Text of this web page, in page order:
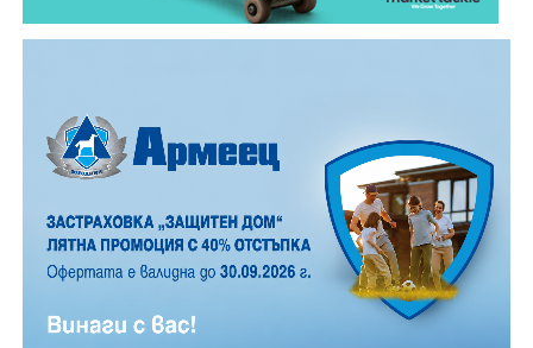
Според първоначалната информация водачът се е
Причините за инцидента са в процес на изясняване.